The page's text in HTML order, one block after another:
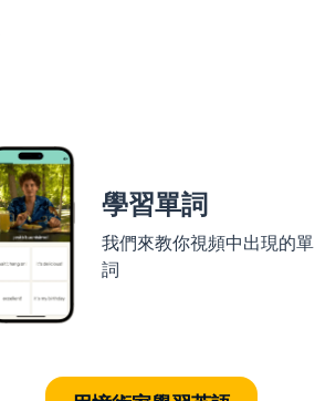
學習單詞
我們來教你視頻中出現的單
詞